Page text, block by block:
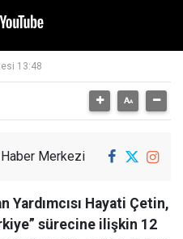
13:48
Haber Merkezi
Yardımcısı Hayati Çetin,
sürecine ilişkin 12